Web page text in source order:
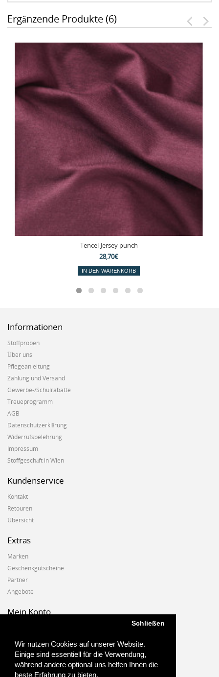
Wir nutzen Cookies auf unserer Website.
Einige sind essentiell für die Verwendung,
während andere optional uns helfen Ihnen die
beste Erfahrung zu bieten.
Schließen
Ergänzende Produkte (6)
Tencel-Jersey punch
28,70€
IN DEN WARENKORB
Informationen
Stoffproben
Über uns
Pflegeanleitung
Zahlung und Versand
Gewerbe-/Schulrabatte
Treueprogramm
AGB
Datenschutzerklärung
Widerrufsbelehrung
Impressum
Stoffgeschäft in Wien
Kundenservice
Kontakt
Retouren
Übersicht
Extras
Marken
Geschenkgutscheine
Partner
Angebote
Mein Konto
Auftragshistorie
Wunschzettel
Newsletter